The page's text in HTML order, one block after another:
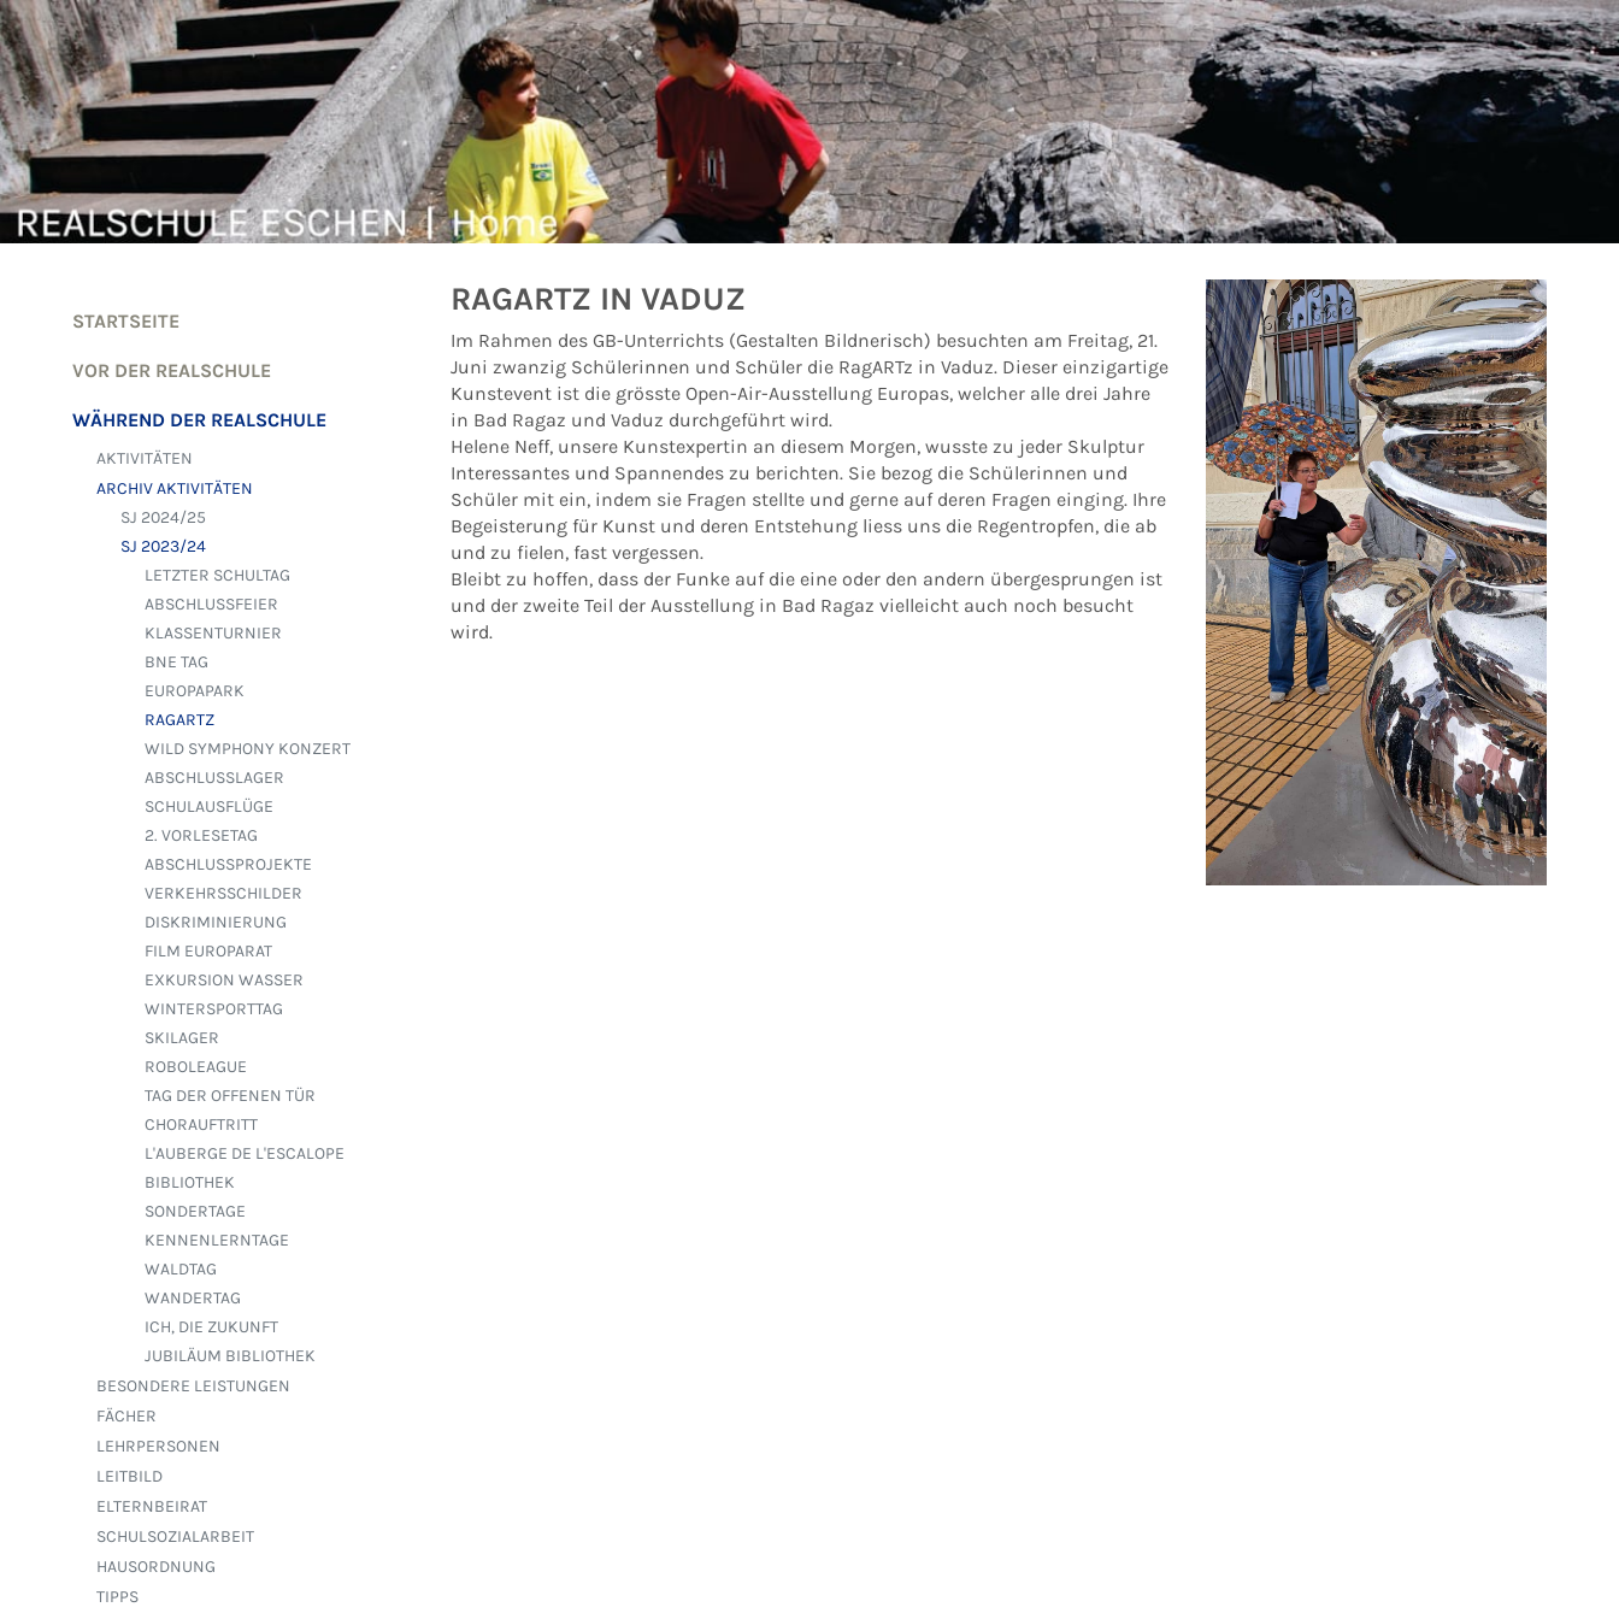
Zum Inhalt springen
RAGARTZ IN VADUZ
Im Rahmen des GB-Unterrichts (Gestalten Bildnerisch) besuchten am Freitag, 21.
Juni zwanzig Schülerinnen und Schüler die RagARTz in Vaduz. Dieser einzigartige
Kunstevent ist die grösste Open-Air-Ausstellung Europas, welcher alle drei Jahre
in Bad Ragaz und Vaduz durchgeführt wird.
Helene Neff, unsere Kunstexpertin an diesem Morgen, wusste zu jeder Skulptur
Interessantes und Spannendes zu berichten. Sie bezog die Schülerinnen und
Schüler mit ein, indem sie Fragen stellte und gerne auf deren Fragen einging. Ihre
Begeisterung für Kunst und deren Entstehung liess uns die Regentropfen, die ab
und zu fielen, fast vergessen.
Bleibt zu hoffen, dass der Funke auf die eine oder den andern übergesprungen ist
und der zweite Teil der Ausstellung in Bad Ragaz vielleicht auch noch besucht
wird.
STARTSEITE
VOR DER REALSCHULE
WÄHREND DER REALSCHULE
AKTIVITÄTEN
ARCHIV AKTIVITÄTEN
SJ 2024/25
SJ 2023/24
LETZTER SCHULTAG
ABSCHLUSSFEIER
KLASSENTURNIER
BNE TAG
EUROPAPARK
RAGARTZ
WILD SYMPHONY KONZERT
ABSCHLUSSLAGER
SCHULAUSFLÜGE
2. VORLESETAG
ABSCHLUSSPROJEKTE
VERKEHRSSCHILDER
DISKRIMINIERUNG
FILM EUROPARAT
EXKURSION WASSER
WINTERSPORTTAG
SKILAGER
ROBOLEAGUE
TAG DER OFFENEN TÜR
CHORAUFTRITT
L'AUBERGE DE L'ESCALOPE
BIBLIOTHEK
SONDERTAGE
KENNENLERNTAGE
WALDTAG
WANDERTAG
ICH, DIE ZUKUNFT
JUBILÄUM BIBLIOTHEK
BESONDERE LEISTUNGEN
FÄCHER
LEHRPERSONEN
LEITBILD
ELTERNBEIRAT
SCHULSOZIALARBEIT
HAUSORDNUNG
TIPPS